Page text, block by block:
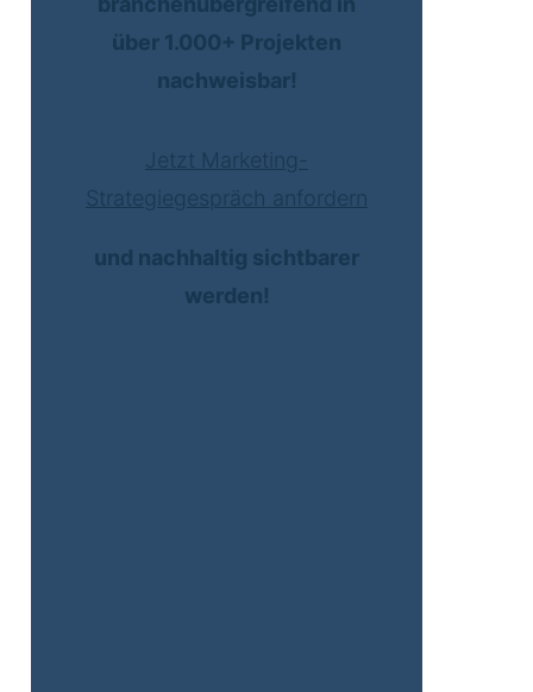
über 1.000+ Projekten
nachweisbar!
Jetzt Marketing-
Strategiegespräch anfordern
und nachhaltig sichtbarer
werden!